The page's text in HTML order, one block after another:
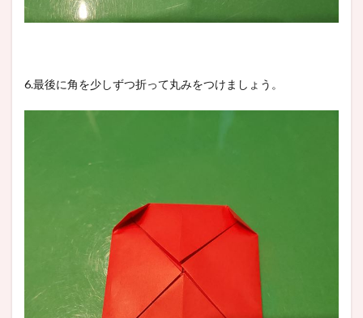
6.最後に角を少しずつ折って丸みをつけましょう。